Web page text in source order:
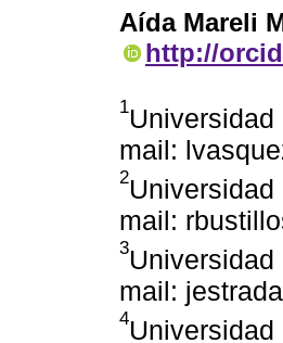
Aída Mareli
http://
1
mail:
2
mail:
3
mail:
4